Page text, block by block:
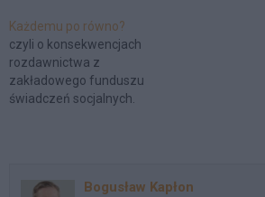
Każdemu po równo?
czyli o konsekwencjach
rozdawnictwa z
zakładowego funduszu
świadczeń socjalnych.
Bogusław Kapłon